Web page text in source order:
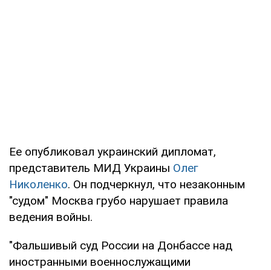
Ее опубликовал украинский дипломат,
представитель МИД Украины Олег
Николенко. Он подчеркнул, что незаконным
"судом" Москва грубо нарушает правила
ведения войны.
"Фальшивый суд России на Донбассе над
иностранными военнослужащими